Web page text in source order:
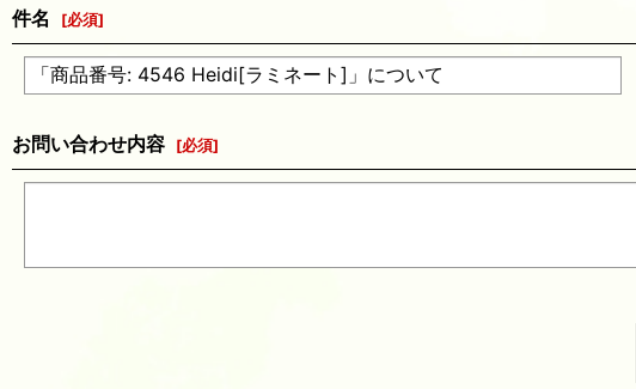
件名 [必須]
お問い合わせ内容 [必須]